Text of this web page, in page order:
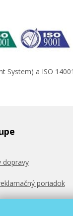
a ISO
dopravy
poriadok